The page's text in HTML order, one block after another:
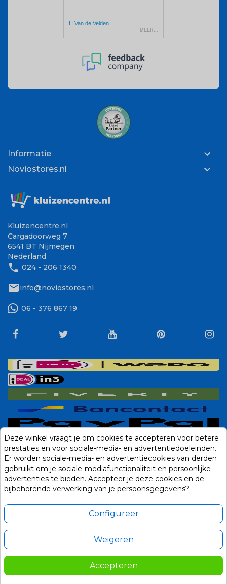
Informatie 
Noviostores.nl 
Kluizencentre.nl
Cargadoorweg 7
6541 BT Nijmegen
Nederland
phone 024 - 206 1340
mailinfo@noviostores.nl
06 - 376 867 19
Deze winkel vraagt je om cookies te accepteren voor betere
prestaties en voor sociale-media- en advertentiedoeleinden.
Er worden sociale-media- en advertentiecookies van derden
gebruikt om je sociale-mediafunctionaliteit en persoonlijke
advertenties te bieden. Accepteer je deze cookies en de
bijbehorende verwerking van je persoonsgegevens?
Configureer
Weigeren
Accepteren